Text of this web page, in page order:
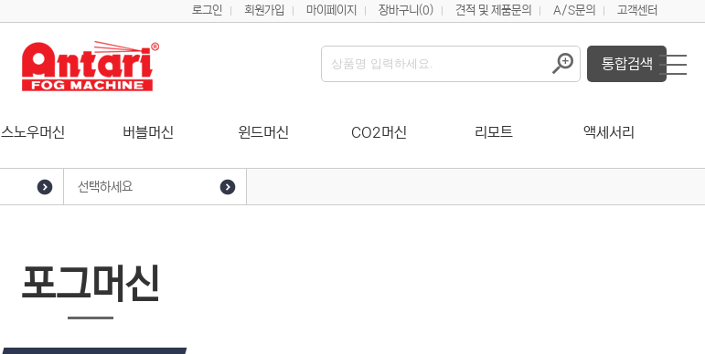
로그인 회원가입 마이페이지 장바구니(0) 견적 및 제품문의 A/S문의 고객센터
통합검색
스노우머신 버블머신 윈드머신 CO2머신 리모트 액세서리
선택하세요
Z-1200III
포그머신